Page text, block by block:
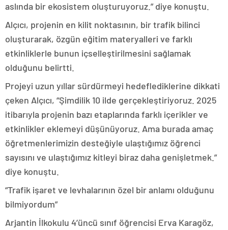
aslında bir ekosistem oluşturuyoruz.” diye konuştu.
Alçıcı, projenin en kilit noktasının, bir trafik bilinci
oluşturarak, özgün eğitim materyalleri ve farklı
etkinliklerle bunun içselleştirilmesini sağlamak
olduğunu belirtti.
Projeyi uzun yıllar sürdürmeyi hedeflediklerine dikkati
çeken Alçıcı, “Şimdilik 10 ilde gerçekleştiriyoruz. 2025
itibarıyla projenin bazı etaplarında farklı içerikler ve
etkinlikler eklemeyi düşünüyoruz. Ama burada amaç
öğretmenlerimizin desteğiyle ulaştığımız öğrenci
sayısını ve ulaştığımız kitleyi biraz daha genişletmek.”
diye konuştu.
“Trafik işaret ve levhalarının özel bir anlamı olduğunu
bilmiyordum”
Arjantin İlkokulu 4’üncü sınıf öğrencisi Erva Karagöz,